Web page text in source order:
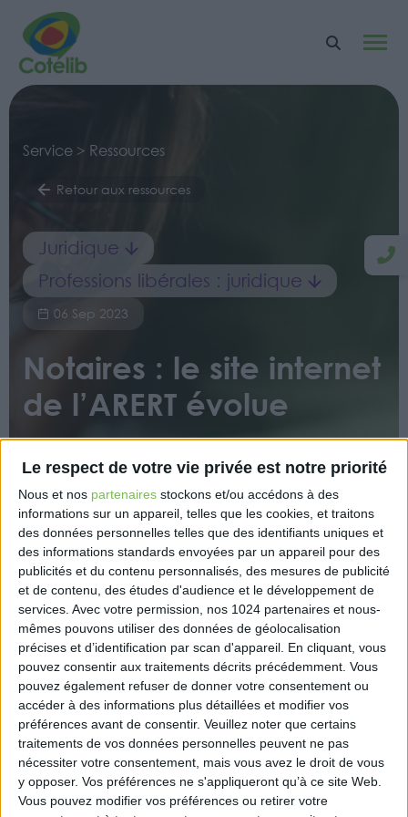
Le respect de votre vie privée est notre priorité
Nous et nos partenaires stockons et/ou accédons à des
informations sur un appareil, telles que les cookies, et traitons
des données personnelles telles que des identifiants uniques et
des informations standards envoyées par un appareil pour des
publicités et du contenu personnalisés, des mesures de publicité
et de contenu, des études d'audience et le développement de
services. Avec votre permission, nos 1024 partenaires et nous-
mêmes pouvons utiliser des données de géolocalisation
précises et d’identification par scan d'appareil. En cliquant, vous
pouvez consentir aux traitements décrits précédemment. Vous
pouvez également refuser de donner votre consentement ou
accéder à des informations plus détaillées et modifier vos
préférences avant de consentir. Veuillez noter que certains
traitements de vos données personnelles peuvent ne pas
nécessiter votre consentement, mais vous avez le droit de vous
y opposer. Vos préférences ne s'appliqueront qu’à ce site Web.
Vous pouvez modifier vos préférences ou retirer votre
Service > Ressources
Retour aux ressources
Juridique
Professions libérales : juridique
06 Sep 2023
Notaires : le site internet
de l’ARERT évolue
La récente mise à jour du site internet de
l’Association du Réseau Européen des Registres
Testamentaires offre un accès simplifié aux
dispositions testamentaires et certificats
successoraux européens, améliorant ainsi la gestion
des successions transfrontalières.
https://www.eurex.fr/k4_20642058/